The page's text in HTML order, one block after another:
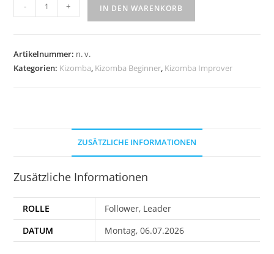
- + IN DEN WARENKORB
Artikelnummer: n. v.
Kategorien: Kizomba, Kizomba Beginner, Kizomba Improver
ZUSÄTZLICHE INFORMATIONEN
Zusätzliche Informationen
ROLLE
Follower, Leader
DATUM
Montag, 06.07.2026